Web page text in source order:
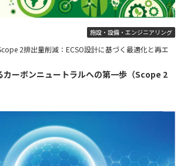
施設・設備・エンジニアリング
2排出量削減：ECSO設計に基づく最適化と再エ
カーボンニュートラルへの第一歩（Scope 2